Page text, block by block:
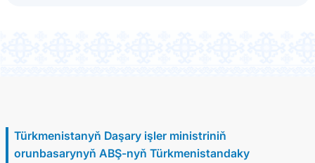
Türkmenistanyň Daşary işler ministriniň
orunbasarynyň ABŞ-nyň Türkmenistandaky